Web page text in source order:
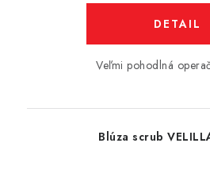
DETAIL
Veľmi pohodlná
Blúza scrub